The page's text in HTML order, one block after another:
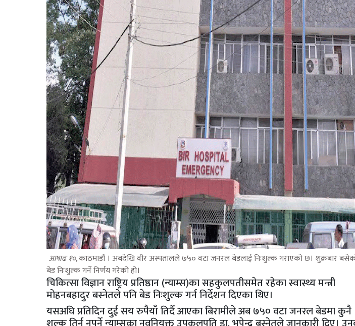
आषाढ १०,काठमाडौं । अबदेखि वीर अस्पतालले ७५० वटा जनरल बेडलाई निःशुल्क गराएको छ। शुक्रबार
बेड निःशुल्क गर्ने निर्णय गरेको हो।
चिकित्सा विज्ञान राष्ट्रिय प्रतिष्ठान (न्याम्स)का सहकुलपतीसमेत रहेका स्वास्थ्य मन्त्री
मोहनबहादुर बस्नेतले पनि बेड निःशुल्क गर्न निर्देशन दिएका थिए।
यसअघि प्रतिदिन दुई सय रुपैयाँ तिर्दै आएका बिरामीले अब ७५० वटा जनरल बेडमा कुनै